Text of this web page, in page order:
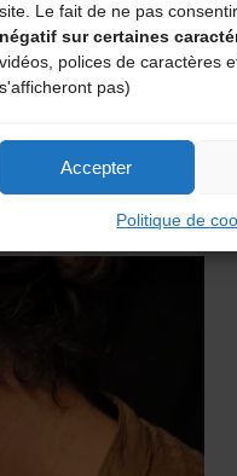
site. Le fait de ne pas
négatif sur certaines
vidéos, polices de caractères
s'afficheront pas)
Accepter
Politique de
entre autres par la
veille… !
Lire l'article